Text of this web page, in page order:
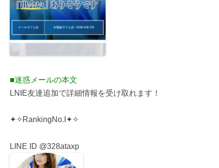
■迷惑メールの本文
LNIE友達追加で詳細情報を受け取れます！
✦✧RankingNo.I✦✧
LINE ID @328ataxp